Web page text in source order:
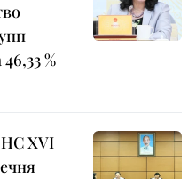
%
НС XVI